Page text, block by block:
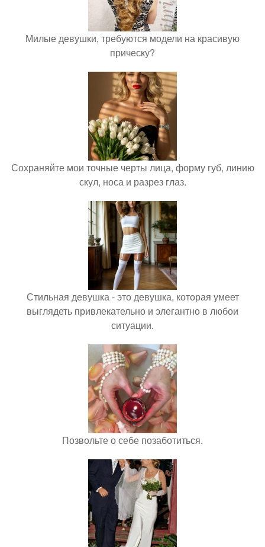
Милые девушки, требуются модели на красивую
прическу?
Сохраняйте мои точные черты лица, форму губ, линию
скул, носа и разрез глаз.
Стильная девушка - это девушка, которая умеет
выглядеть привлекательно и элегантно в любои
ситуации.
Позвольте о себе позаботиться.